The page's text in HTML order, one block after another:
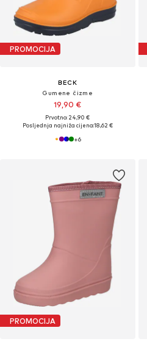
PROMOCIJA
BECK
Gumene čizme
19,90 €
Prvotno: 24,90 €
Posljednja najniža cijena:18,62 €
+6
PROMOCIJA